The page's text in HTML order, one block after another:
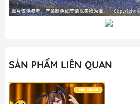
SẢN PHẨM LIÊN QUAN